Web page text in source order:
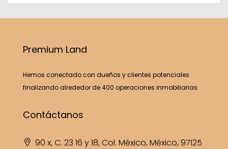
Premium Land
Hemos conectado con dueños y clientes potenciales
finalizando alrededor de 400 operaciones inmobiliarias
Contáctanos
90 x, C. 23 16 y 18, Col. México, México, 97125